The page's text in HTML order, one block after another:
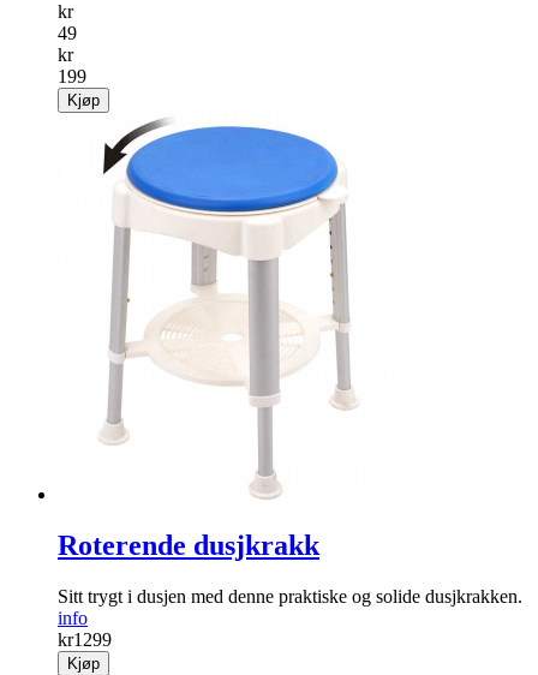
kr
49
kr
199
Kjøp
Roterende dusjkrakk
Sitt trygt i dusjen med denne praktiske og solide dusj­krakken.
info
kr1299
Kjøp